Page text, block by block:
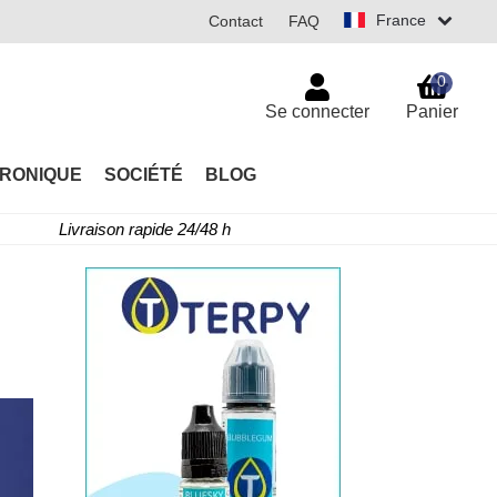
France
Contact FAQ
SOCIÉTÉ BLOG
Se connecter Panier
0
Livraison rapide 24/48 h